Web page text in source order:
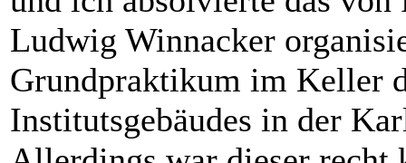
Ludwig Winnacker
Grundpraktikum im Keller
Instituts­gebäudes in der